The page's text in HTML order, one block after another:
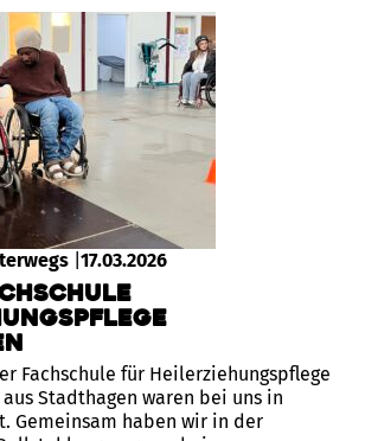
|17.03.2026
Fachschule für Heilerziehungspflege
aus Stadthagen waren bei uns in
Gemeinsam haben wir in der